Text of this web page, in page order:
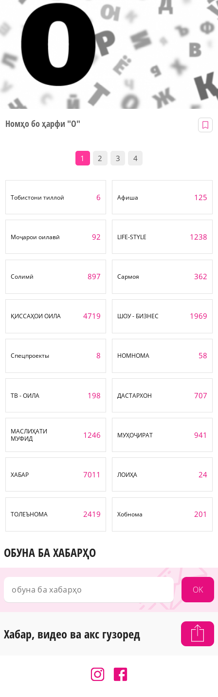
Номҳо бо ҳарфи "О"
1 2 3 4
Тобистони тиллоӣ 6 Афиша 125
Моҷарои оилавӣ 92 LIFE-STYLE 1238
Солимӣ 897 Сармоя 362
ҚИССАҲОИ ОИЛА 4719 ШОУ - БИЗНЕС 1969
Спецпроекты 8 НОМНОМА 58
ТВ - ОИЛА 198 ДАСТАРХОН 707
МАСЛИҲАТИ
МУФИД
1246 МУҲОҶИРАТ 941
ХАБАР 7011 ЛОИҲА 24
ТОЛЕЪНОМА 2419 Хобнома 201
ОБУНА БА ХАБАРҲО
OK
Хабар, видео ва акс гузоред